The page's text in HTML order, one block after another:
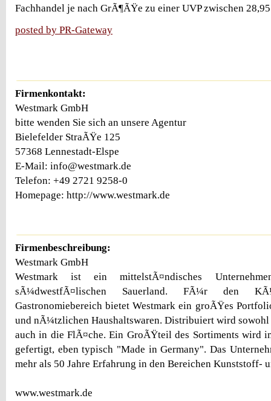
Fachhandel je nach GrÃ¶ÃŸe zu einer UVP zwischen
posted by PR-Gateway
Firmenkontakt:
Westmark GmbH
bitte wenden Sie sich an unsere Agentur
Bielefelder StraÃŸe 125
57368 Lennestadt-Elspe
E-Mail: info@westmark.de
Telefon: +49 2721 9258-0
Homepage: http://www.westmark.de
Firmenbeschreibung:
Westmark GmbH
Westmark ist ein mittelstÃ¤ndisches
sÃ¼dwestfÃ¤lischen Sauerland. FÃ¼r den
Gastronomiebereich bietet Westmark ein groÃŸes
und nÃ¼tzlichen Haushaltswaren. Distribuiert wird sowohl
auch in die FlÃ¤che. Ein GroÃŸteil des Sortiments wird
gefertigt, eben typisch "Made in Germany". Das
mehr als 50 Jahre Erfahrung in den Bereichen Kunststoff-
www.westmark.de